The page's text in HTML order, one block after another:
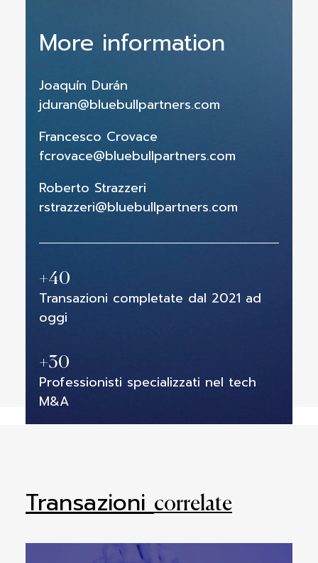
More information
Joaquín Durán
jduran@bluebullpartners.com
Francesco Crovace
fcrovace@bluebullpartners.com
Roberto Strazzeri
rstrazzeri@bluebullpartners.com
+40
Transazioni completate dal 2021 ad
oggi
+30
Professionisti specializzati nel tech
M&A
Transazionicorrelate